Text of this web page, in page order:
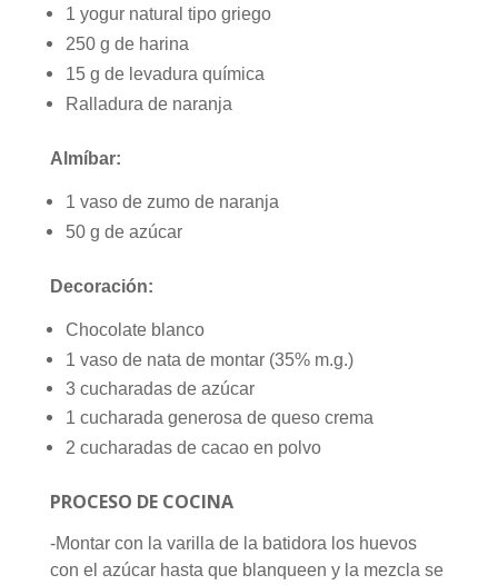
1 yogur natural tipo griego
250 g de harina
15 g de levadura química
Ralladura de naranja
Almíbar:
1 vaso de zumo de naranja
50 g de azúcar
Decoración:
Chocolate blanco
1 vaso de nata de montar (35% m.g.)
3 cucharadas de azúcar
1 cucharada generosa de queso crema
2 cucharadas de cacao en polvo
PROCESO DE COCINA
-Montar con la varilla de la batidora los huevos
con el azúcar hasta que blanqueen y la mezcla se